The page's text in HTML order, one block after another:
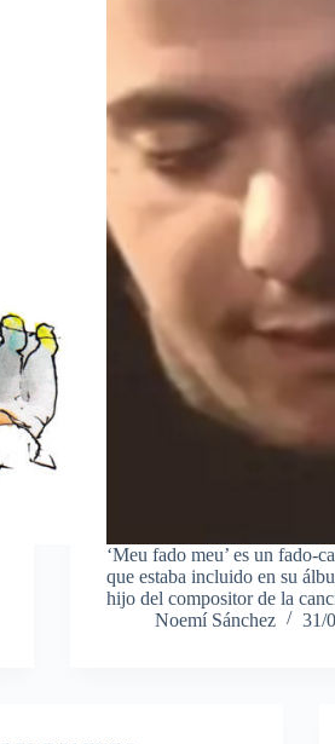
‘Meu fado meu’ es un fado-
que estaba incluido en su
hijo del compositor de la
Noemí Sánchez
31/